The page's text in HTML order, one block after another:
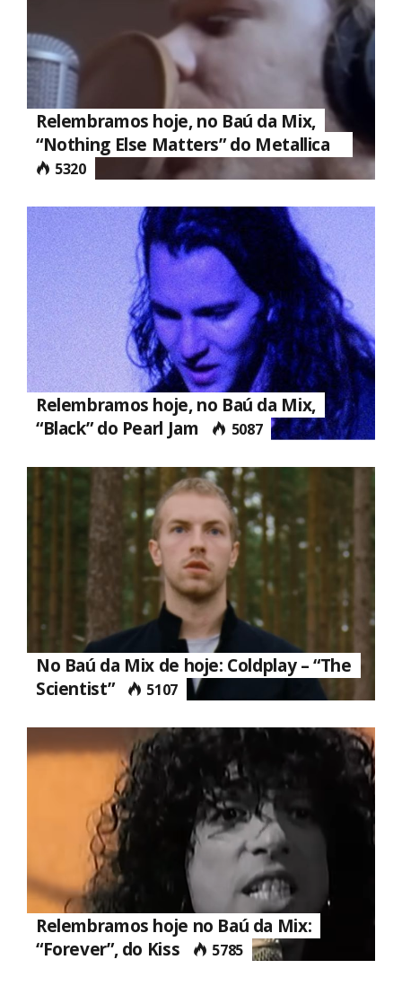
Relembramos hoje, no Baú da Mix,
“Nothing Else Matters” do Metallica
5320
Relembramos hoje, no Baú da Mix,
“Black” do Pearl Jam
5087
No Baú da Mix de hoje: Coldplay – “The
Scientist”
5107
Relembramos hoje no Baú da Mix:
“Forever”, do Kiss
5785